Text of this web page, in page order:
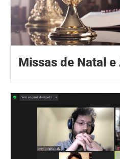
Missas de Natal e